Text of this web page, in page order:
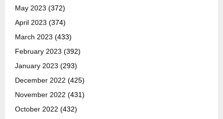
May 2023 (372)
April 2023 (374)
March 2023 (433)
February 2023 (392)
January 2023 (293)
December 2022 (425)
November 2022 (431)
October 2022 (432)